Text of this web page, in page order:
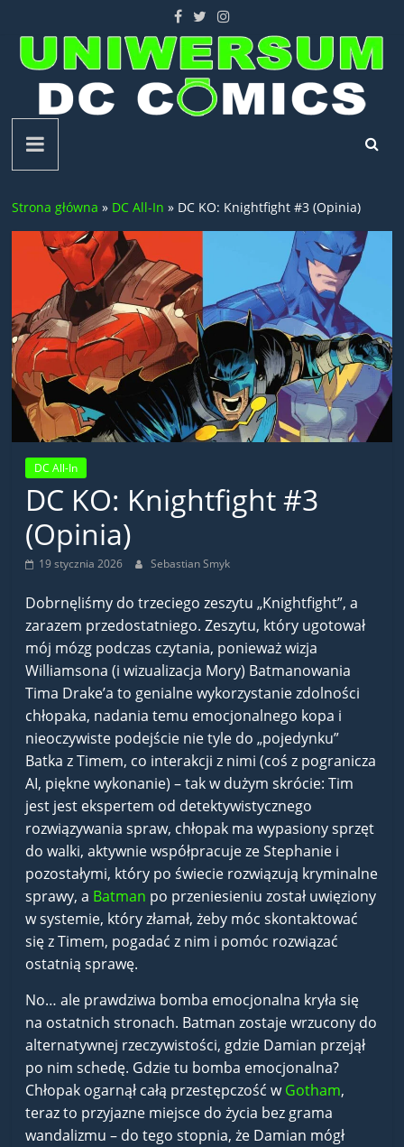
content
Uniwersum
DC
Comics
Strona główna » DC All-In » DC KO: Knightfight #3 (Opinia)
DC All-In
DC KO: Knightfight #3
(Opinia)
19 stycznia 2026 Sebastian Smyk
Dobrnęliśmy do trzeciego zeszytu „Knightfight”, a
zarazem przedostatniego. Zeszytu, który ugotował
mój mózg podczas czytania, ponieważ wizja
Williamsona (i wizualizacja Mory) Batmanowania
Tima Drake’a to genialne wykorzystanie zdolności
chłopaka, nadania temu emocjonalnego kopa i
nieoczywiste podejście nie tyle do „pojedynku”
Batka z Timem, co interakcji z nimi (coś z pogranicza
AI, piękne wykonanie) – tak w dużym skrócie: Tim
jest jest ekspertem od detektywistycznego
rozwiązywania spraw, chłopak ma wypasiony sprzęt
do walki, aktywnie współpracuje ze Stephanie i
pozostałymi, który po świecie rozwiązują kryminalne
sprawy, a Batman po przeniesieniu został uwięziony
w systemie, który złamał, żeby móc skontaktować
się z Timem, pogadać z nim i pomóc rozwiązać
ostatnią sprawę.
No… ale prawdziwa bomba emocjonalna kryła się
na ostatnich stronach. Batman zostaje wrzucony do
alternatywnej rzeczywistości, gdzie Damian przejął
po nim schedę. Gdzie tu bomba emocjonalna?
Chłopak ogarnął całą przestępczość wGotham,
teraz to przyjazne miejsce do życia bez grama
wandalizmu – do tego stopnia, że Damian mógł